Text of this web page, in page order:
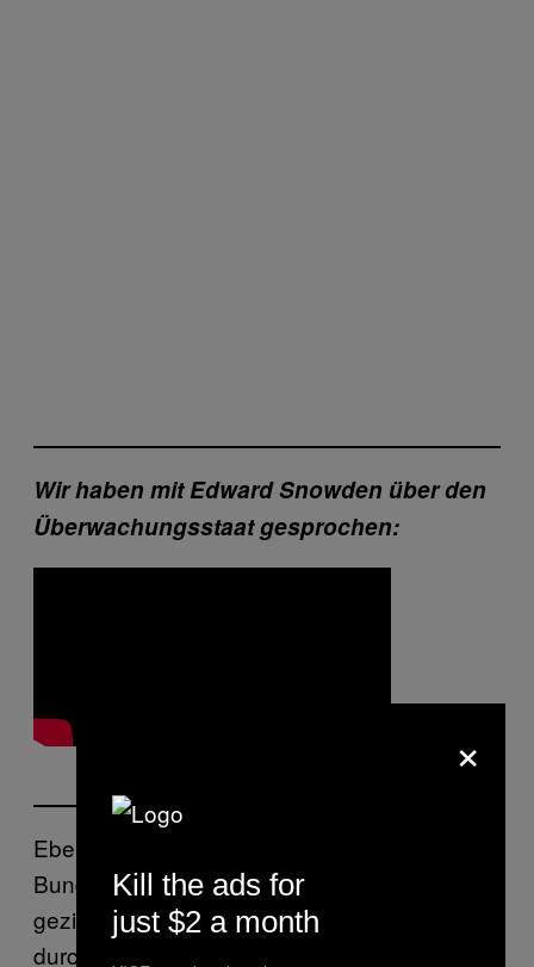
Wir haben mit Edward Snowden über den
Überwachungsstaat gesprochen:
Ebenfalls ungenau ist die Äusserung des
Bundesrats, ein Kabelauftrag werde “nur
gezielt” und “nur in rund zehn Fällen pro Jahr”
durchgeführt. Die Formulierung suggeriert,
×
Kill the ads for
just $2 a month